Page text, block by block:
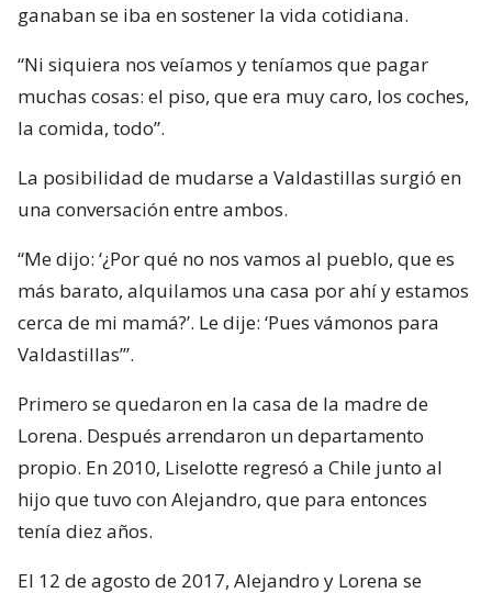
ganaban se iba en sostener la vida cotidiana.
“Ni siquiera nos veíamos y teníamos que pagar
muchas cosas: el piso, que era muy caro, los coches,
la comida, todo”.
La posibilidad de mudarse a Valdastillas surgió en
una conversación entre ambos.
“Me dijo: ‘¿Por qué no nos vamos al pueblo, que es
más barato, alquilamos una casa por ahí y estamos
cerca de mi mamá?’. Le dije: ‘Pues vámonos para
Valdastillas’”.
Primero se quedaron en la casa de la madre de
Lorena. Después arrendaron un departamento
propio. En 2010, Liselotte regresó a Chile junto al
hijo que tuvo con Alejandro, que para entonces
tenía diez años.
El 12 de agosto de 2017, Alejandro y Lorena se